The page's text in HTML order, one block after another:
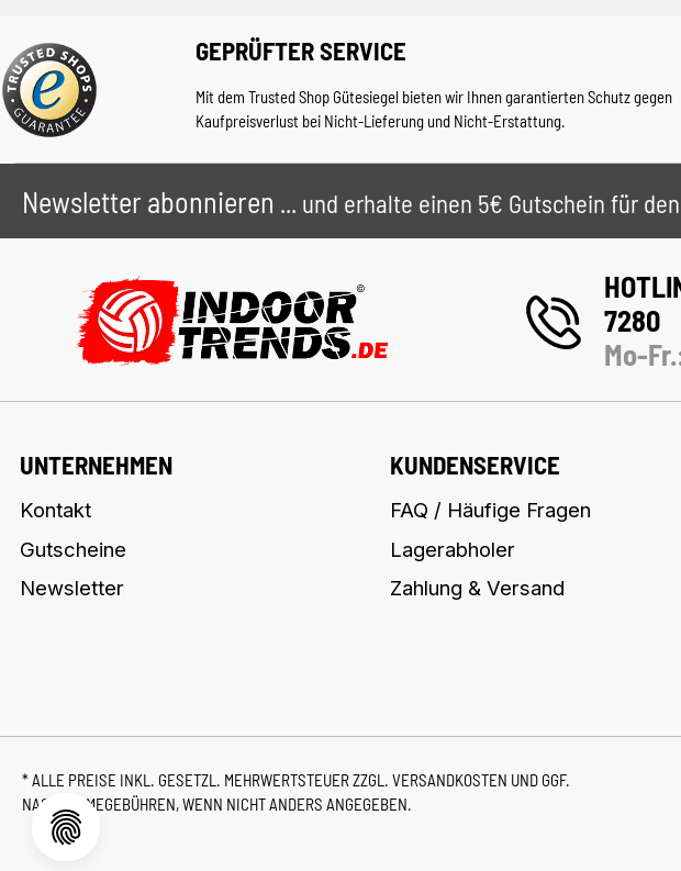
GEPRÜFTER SERVICE
Mit dem Trusted Shop Gütesiegel bieten wir Ihnen garantierten Schutz gegen
Kaufpreisverlust bei Nicht-Lieferung und Nicht-Erstattung.
Newsletter abonnieren ... und erhalte einen 5€ Gutschein für
7280
Mo-
UNTERNEHMEN
Kontakt
Gutscheine
Newsletter
KUNDENSERVICE
FAQ / Häufige Fragen
Lagerabholer
Zahlung & Versand
* ALLE PREISE INKL. GESETZL. MEHRWERTSTEUER ZZGL. VERSANDKOSTEN UND GGF.
NACHNAHMEGEBÜHREN, WENN NICHT ANDERS ANGEGEBEN.